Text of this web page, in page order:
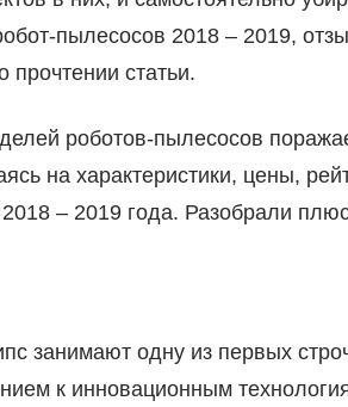
пылесосов 2018 – 2019,
статьи.
роботов-пылесосов
на характеристики, цены,
– 2019 года. Разобрали
занимают одну из первых
к инновационным